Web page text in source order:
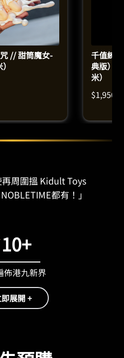
// 甜筒魔女-
千值練 x
典版）
米）
$1,950
再周圍搵 Kidult Toys
都有！」
10+
佈港九新界
展開 +